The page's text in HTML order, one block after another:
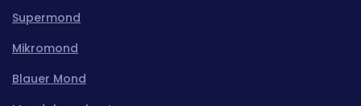
Supermond
Mikromond
Blauer Mond